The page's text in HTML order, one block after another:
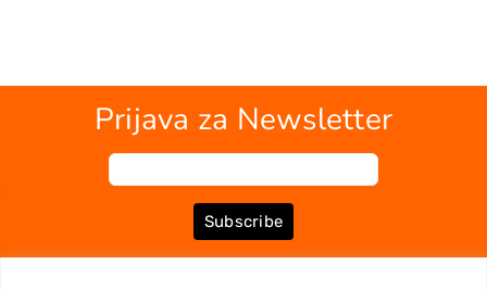
Prijava za Newsletter
Subscribe